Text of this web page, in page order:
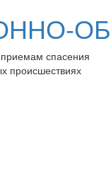
спасения
происшествиях